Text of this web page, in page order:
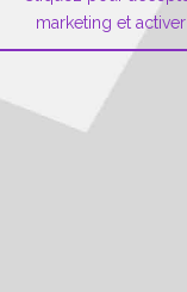
marketing et